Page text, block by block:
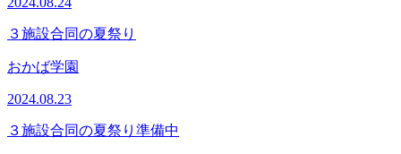
３施設合同の夏祭り
おかば学園
2024.08.23
３施設合同の夏祭り準備中